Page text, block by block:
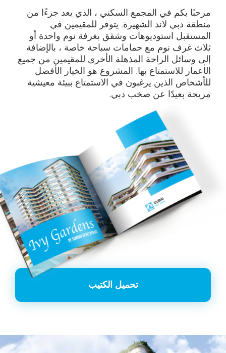
مرحبًا بكم في المجمع السكني ، الذي يعد جزءًا من
منطقة دبي لاند الشهيرة. يتوفر للمقيمين في
المستقبل استوديوهات وشقق بغرفة نوم واحدة أو
ثلاث غرف نوم مع حمامات سباحة خاصة ، بالإضافة
إلى وسائل الراحة المذهلة الأخرى للمقيمين من جميع
الأعمار للاستمتاع بها. المشروع هو الخيار الأفضل
للأشخاص الذين يرغبون في الاستمتاع ببيئة معيشية
مريحة بعيدًا عن صخب دبي.
تحميل الكتيب